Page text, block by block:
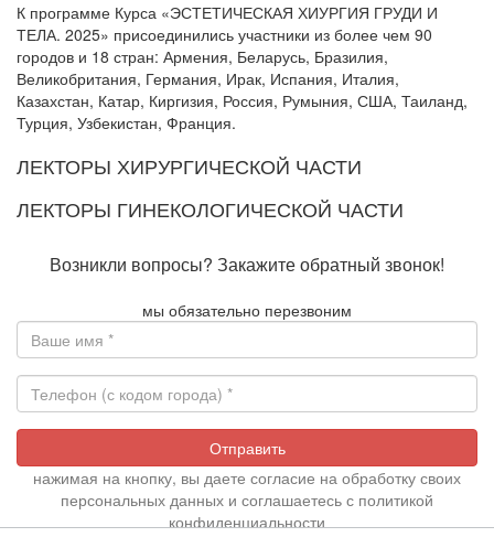
К программе Курса «ЭСТЕТИЧЕСКАЯ ХИУРГИЯ ГРУДИ И
ТЕЛА. 2025» присоединились участники из более чем 90
городов и 18 стран: Армения, Беларусь, Бразилия,
Великобритания, Германия, Ирак, Испания, Италия,
Казахстан, Катар, Киргизия, Россия, Румыния, США, Таиланд,
Турция, Узбекистан, Франция.
ЛЕКТОРЫ ХИРУРГИЧЕСКОЙ ЧАСТИ
ЛЕКТОРЫ ГИНЕКОЛОГИЧЕСКОЙ ЧАСТИ
Возникли вопросы? Закажите обратный звонок!
мы обязательно перезвоним
Отправить
нажимая на кнопку, вы даете согласие на обработку своих
персональных данных и соглашаетесь с политикой
конфиденциальности